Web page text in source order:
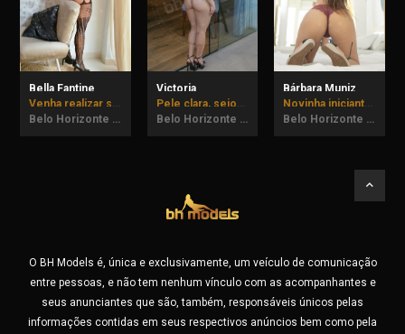
Bella Fantine
Venha realizar suas fantasias comigo! até dia 07/08 em BH.
Victoria
Pele clara, seios naturais e bumbum empinadinho.
Bárbara Muniz
Novinha iniciante, vem me conhecer!
O BH Models é, única e exclusivamente, um veículo de comunicação
entre pessoas, e não tem nenhum vínculo com as acompanhantes e
seus anunciantes que são, também, responsáveis únicos pelas
informações contidas em seus respectivos anúncios bem como pela